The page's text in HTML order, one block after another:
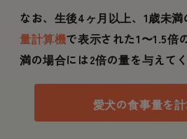
なお、生後4ヶ月以上、1歳未
量計算機で表示された1〜1.5倍
満の場合には2倍の量を与えてく
愛犬の食事量を